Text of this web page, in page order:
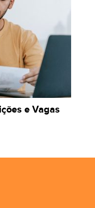
e Vagas